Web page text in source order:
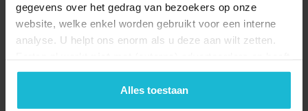
gegevens over het gedrag van bezoekers op onze
website, welke enkel worden gebruikt voor een interne
analyse. U helpt ons enorm als u deze aan wilt zetten.
geen commerciële doelstelling. U kunt deze cookies via
de knoppen accepteren, beheren of weigeren.
Alles toestaan